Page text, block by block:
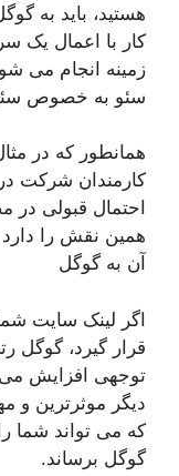
هستید، باید به
کار با اعمال یک
زمینه انجام می
سئو به خصوص
همانطور که در
کارمندان شرکت
احتمال قبولی در
همین نقش را
آن به گوگل
اگر لینک سایت
قرار گیرد، گوگل
توجهی افزایش
دیگر موثرترین
که می تواند شما
گوگل برساند.